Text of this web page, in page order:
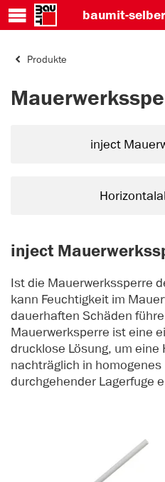
baumit-
Produkte
inject
inject
Ist die Mauerwerkssperre
kann Feuchtigkeit im
dauerhaften Schäden
Mauerwerksperre ist eine
drucklose Lösung, um eine
nachträglich in
durchgehender Lagerfuge